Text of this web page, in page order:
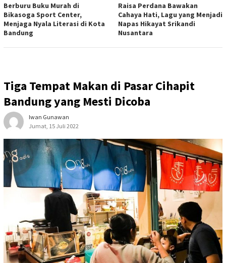
Berburu Buku Murah di
Bikasoga Sport Center,
Menjaga Nyala Literasi di Kota
Bandung
Raisa Perdana Bawakan
Cahaya Hati, Lagu yang Menjadi
Napas Hikayat Srikandi
Nusantara
Tiga Tempat Makan di Pasar Cihapit
Bandung yang Mesti Dicoba
Iwan Gunawan
Jumat, 15 Juli 2022